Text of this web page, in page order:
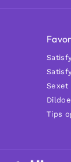
Sexet
Tips